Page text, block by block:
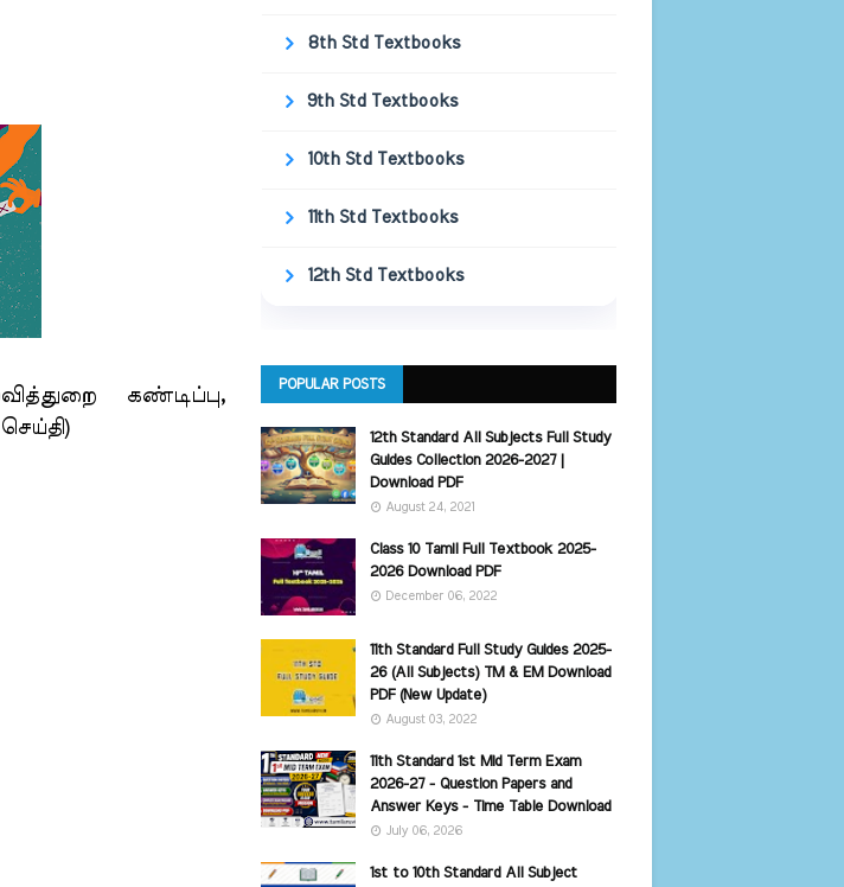
கண்டிப்பு,
8th Std Textbooks
9th Std Textbooks
10th Std Textbooks
11th Std Textbooks
12th Std Textbooks
POPULAR POSTS
12th Standard All Subjects Full Study
Guides Collection 2026-2027 |
Download PDF
August 24, 2021
Class 10 Tamil Full Textbook 2025-
2026 Download PDF
December 06, 2022
11th Standard Full Study Guides 2025-
26 (All Subjects) TM & EM Download
PDF (New Update)
August 03, 2022
11th Standard 1st Mid Term Exam
2026-27 - Question Papers and
Answer Keys - Time Table Download
July 06, 2026
1st to 10th Standard All Subject